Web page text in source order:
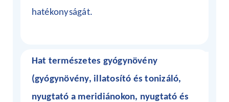
hatékonyságát.
Hat természetes gyógynövény
(gyógynövény, illatosító és tonizáló,
nyugtató a meridiánokon, nyugtató és